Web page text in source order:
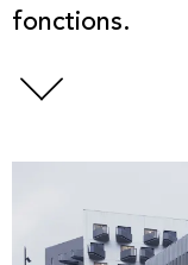
fonctions.